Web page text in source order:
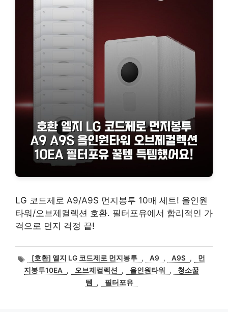
LG 코드제로 A9/A9S 먼지봉투 10매 세트! 올인원
타워/오브제컬렉션 호환. 필터포유에서 합리적인 가
격으로 먼지 걱정 끝!
태
그
[호환] 엘지 LG 코드제로 먼지봉투 , A9 , A9S ,
먼
지봉투10EA
, 오브제컬렉션 , 올인원타워 ,
청소꿀
템
, 필터포유